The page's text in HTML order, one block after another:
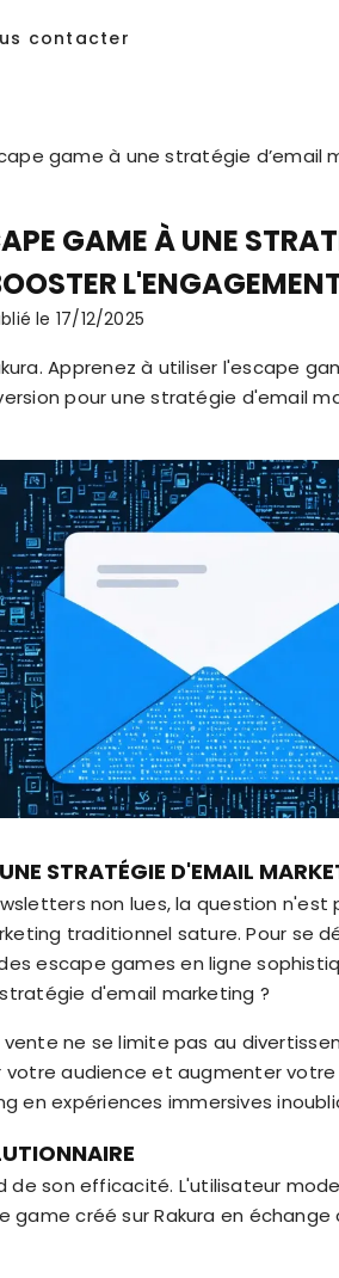
contacter
game à une stratégie d’email
GAME À UNE
le 17/12/2025
Apprenez à utiliser l'escape
pour une stratégie d'email
STRATÉGIE D'EMAIL
non lues, la question n'est
traditionnel sature. Pour se
escape games en ligne
d'email marketing ?
ne se limite pas au
audience et augmenter votre
en expériences immersives
de son efficacité. L'utilisateur
game créé sur Rakura en